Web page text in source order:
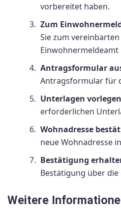
vorbereitet haben.
Zum
Sie zum
Einwohnermeldeamt
Antragsformular
Antragsformular für
Unterlagen
erforderlichen
Wohnadresse
neue Wohnadresse
Bestätigung
Bestätigung über
Weitere